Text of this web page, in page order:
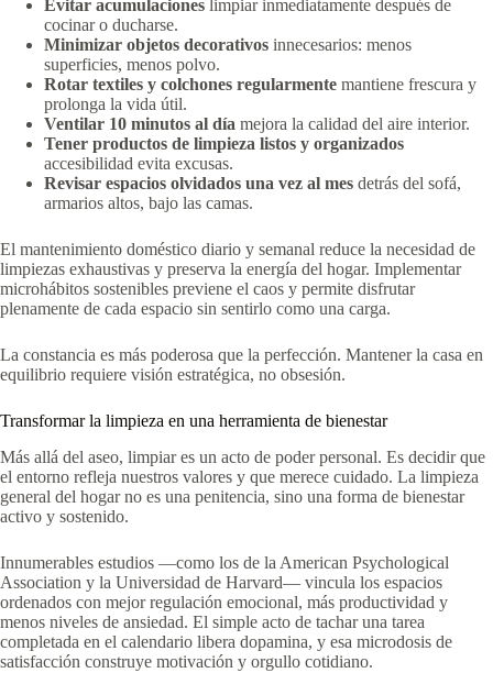
Evitar acumulaciones limpiar inmediatamente después de
cocinar o ducharse.
Minimizar objetos decorativos innecesarios: menos
superficies, menos polvo.
Rotar textiles y colchones regularmente mantiene frescura y
prolonga la vida útil.
Ventilar 10 minutos al día mejora la calidad del aire interior.
Tener productos de limpieza listos y organizados
accesibilidad evita excusas.
Revisar espacios olvidados una vez al mes detrás del sofá,
armarios altos, bajo las camas.
El mantenimiento doméstico diario y semanal reduce la necesidad de
limpiezas exhaustivas y preserva la energía del hogar. Implementar
microhábitos sostenibles previene el caos y permite disfrutar
plenamente de cada espacio sin sentirlo como una carga.
La constancia es más poderosa que la perfección. Mantener la casa en
equilibrio requiere visión estratégica, no obsesión.
Transformar la limpieza en una herramienta de bienestar
Más allá del aseo, limpiar es un acto de poder personal. Es decidir que
el entorno refleja nuestros valores y que merece cuidado. La limpieza
general del hogar no es una penitencia, sino una forma de bienestar
activo y sostenido.
Innumerables estudios —como los de la American Psychological
Association y la Universidad de Harvard— vincula los espacios
ordenados con mejor regulación emocional, más productividad y
menos niveles de ansiedad. El simple acto de tachar una tarea
completada en el calendario libera dopamina, y esa microdosis de
satisfacción construye motivación y orgullo cotidiano.